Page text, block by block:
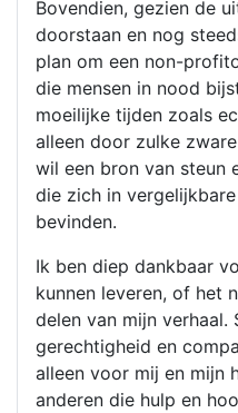
Bovendien, gezien de
doorstaan en nog
plan om een non-
die mensen in nood
moeilijke tijden zoals
alleen door zulke
wil een bron van steun
die zich in
bevinden.
Ik ben diep dankbaar
kunnen leveren, of het
delen van mijn verhaal.
gerechtigheid en
alleen voor mij en mijn
anderen die hulp en